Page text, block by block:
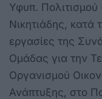
Υφυπ.
Νικητιάδης, κατά
εργασίες της
Ομάδας για την
Οργανισμού
Ανάπτυξης, στο